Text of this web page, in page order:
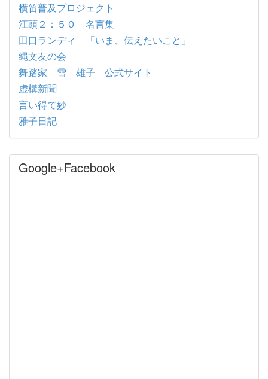
横笛普及プロジェクト
江頭２：５０ 名言集
田口ランディ 「いま、伝えたいこと」
縄文友の会
舞踏家 雪 雄子 公式サイト
虚構新聞
言い得て妙
雅子日記
Google+Facebook